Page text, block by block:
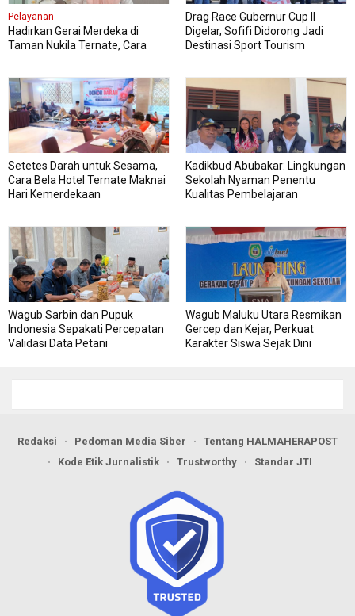
Pelayanan
Hadirkan Gerai Merdeka di
Taman Nukila Ternate, Cara
Drag Race Gubernur Cup II
Digelar, Sofifi Didorong Jadi
Destinasi Sport Tourism
Setetes Darah untuk Sesama,
Cara Bela Hotel Ternate Maknai
Hari Kemerdekaan
Kadikbud Abubakar: Lingkungan
Sekolah Nyaman Penentu
Kualitas Pembelajaran
Wagub Sarbin dan Pupuk
Indonesia Sepakati Percepatan
Validasi Data Petani
Wagub Maluku Utara Resmikan
Gercep dan Kejar, Perkuat
Karakter Siswa Sejak Dini
Redaksi Pedoman Media Siber
Tentang HALMAHERAPOST
Kode Etik Jurnalistik
Trustworthy Standar JTI